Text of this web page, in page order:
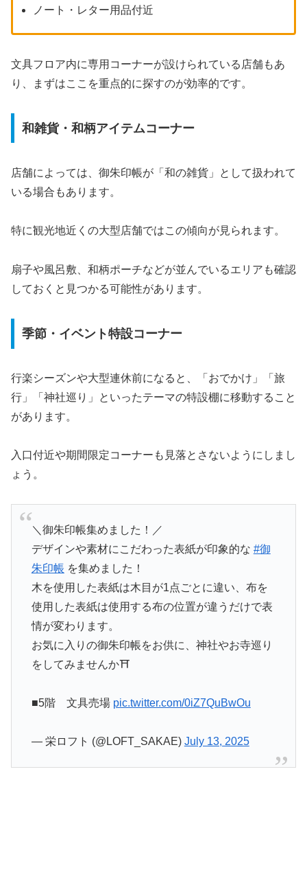
ノート・レター用品付近
文具フロア内に専用コーナーが設けられている店舗もあ
り、まずはここを重点的に探すのが効率的です。
和雑貨・和柄アイテムコーナー
店舗によっては、御朱印帳が「和の雑貨」として扱われて
いる場合もあります。
特に観光地近くの大型店舗ではこの傾向が見られます。
扇子や風呂敷、和柄ポーチなどが並んでいるエリアも確認
しておくと見つかる可能性があります。
季節・イベント特設コーナー
行楽シーズンや大型連休前になると、「おでかけ」「旅
行」「神社巡り」といったテーマの特設棚に移動すること
があります。
入口付近や期間限定コーナーも見落とさないようにしまし
ょう。
＼御朱印帳集めました！／
デザインや素材にこだわった表紙が印象的な #御
朱印帳 を集めました！
木を使用した表紙は木目が1点ごとに違い、布を
使用した表紙は使用する布の位置が違うだけで表
情が変わります。
お気に入りの御朱印帳をお供に、神社やお寺巡り
をしてみませんか⛩️
■5階 文具売場 pic.twitter.com/0iZ7QuBwOu
— 栄ロフト (@LOFT_SAKAE) July 13, 2025